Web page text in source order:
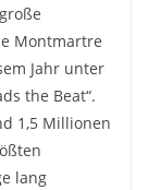
Montmartre
Jahr unter
the Beat“.
1,5 Millionen
lang